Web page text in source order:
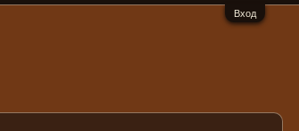
Вход